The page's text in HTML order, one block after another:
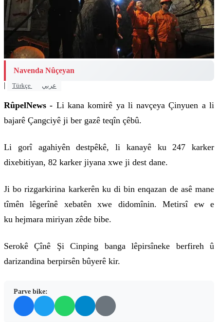
Navenda Nûçeyan
|
Türkçe عربي
RûpelNews - Li kana komirê ya li navçeya Çinyuen a li
bajarê Çangciyê ji ber gazê teqîn çêbû.
Li gorî agahiyên destpêkê, li kanayê ku 247 karker
dixebitiyan, 82 karker jiyana xwe ji dest dane.
Ji bo rizgarkirina karkerên ku di bin enqazan de asê mane
tîmên lêgerînê xebatên xwe didomînin. Metirsî ew e
ku hejmara miriyan zêde bibe.
Serokê Çînê Şi Cinping banga lêpirsîneke berfireh û
darizandina berpirsên bûyerê kir.
Parve bike: